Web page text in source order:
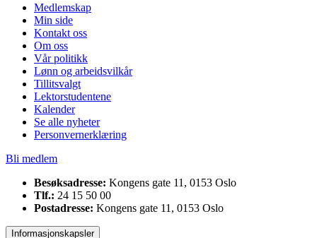
Medlemskap
Min side
Kontakt oss
Om oss
Vår politikk
Lønn og arbeidsvilkår
Tillitsvalgt
Lektorstudentene
Kalender
Se alle nyheter
Personvernerklæring
Bli medlem
Besøksadresse: Kongens gate 11, 0153 Oslo
Tlf.: 24 15 50 00
Postadresse: Kongens gate 11, 0153 Oslo
Informasjonskapsler